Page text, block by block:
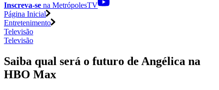
Inscreva-se na MetrópolesTV
Página Inicial
Entretenimento
Televisão
Televisão
Saiba qual será o futuro de Angélica na
HBO Max